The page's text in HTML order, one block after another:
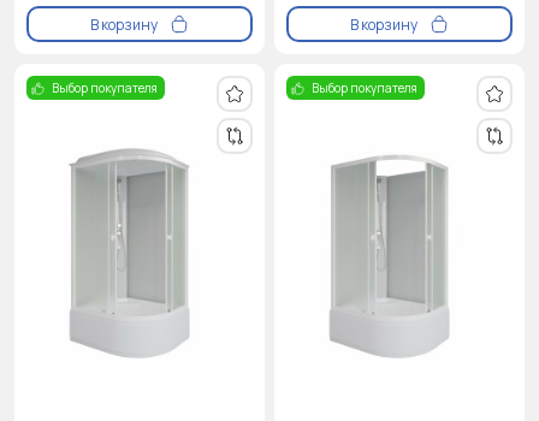
В корзину В корзину
Выбор покупателя Выбор покупателя